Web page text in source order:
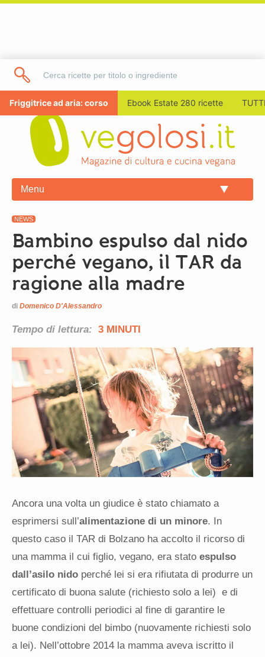
Friggitrice ad aria: corso Ebook Estate 280 ricette
Menu
NEWS
Bambino espulso dal nido
perché vegano, il TAR da
ragione alla madre
di Domenico D'Alessandro
Tempo di lettura: 3 MINUTI
Ancora una volta un giudice è stato chiamato a
esprimersi sull’alimentazione di un minore. In
questo caso il TAR di Bolzano ha accolto il ricorso di
una mamma il cui figlio, vegano, era stato espulso
dall’asilo nido perché lei si era rifiutata di produrre un
certificato di buona salute (richiesto solo a lei) e di
effettuare controlli periodici al fine di garantire le
buone condizioni del bimbo (nuovamente richiesti solo
a lei). Nell’ottobre 2014 la mamma aveva iscritto il